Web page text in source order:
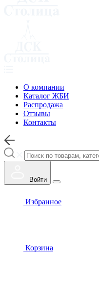
О компании
Каталог ЖБИ
Распродажа
Отзывы
Контакты
Войти
Избранное
Корзина